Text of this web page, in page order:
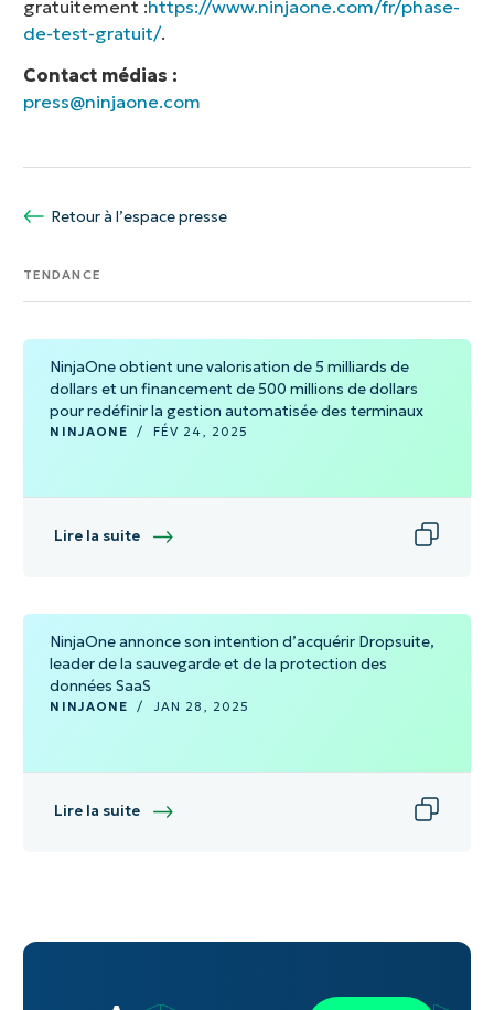
gratuitement :https://www.ninjaone.com/fr/phase-
de-test-gratuit/.
Contact médias :
press@ninjaone.com
Retour à l’espace presse
TENDANCE
NinjaOne obtient une valorisation de 5 milliards de
dollars et un financement de 500 millions de dollars
pour redéfinir la gestion automatisée des terminaux
NINJAONE / FÉV 24, 2025
Lire la suite
NinjaOne annonce son intention d’acquérir Dropsuite,
leader de la sauvegarde et de la protection des
données SaaS
NINJAONE / JAN 28, 2025
Lire la suite